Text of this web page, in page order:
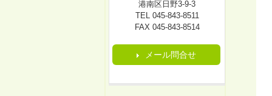
港南区日野3-9-3
TEL 045-843-8511
FAX 045-843-8514
メール問合せ